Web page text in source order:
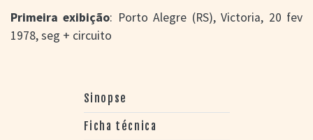
Primeira exibição: Porto Alegre (RS), Victoria, 20 fev
1978, seg + circuito
Sinopse
Ficha técnica